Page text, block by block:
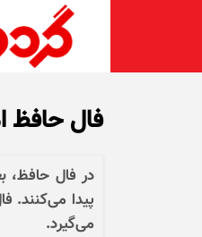
فال حافظ
در فال حافظ،
پیدا می‌کنند.
می‌گیرد.